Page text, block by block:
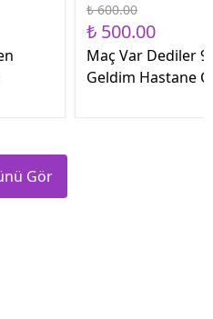
₺ 600.00
₺ 500.00
Maç Var Dediler 9
Geldim Hastane
Gör